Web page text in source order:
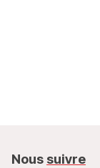
Nous suivre